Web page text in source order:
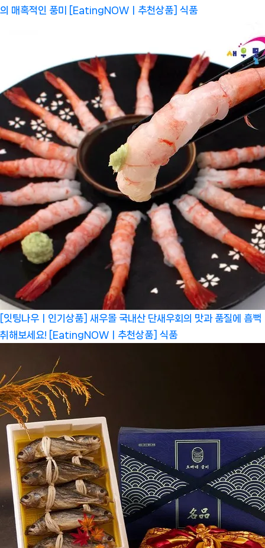
의 매혹적인 풍미 [EatingNOWㅣ추천상품] 식품
[잇팅나우ㅣ인기상품] 새우몰 국내산 단새우회의 맛과 품질에 흠뻑
취해보세요! [EatingNOWㅣ추천상품] 식품